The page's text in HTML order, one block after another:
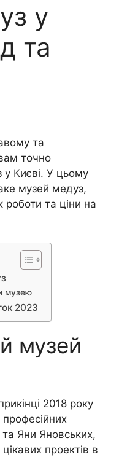
у
та
та
точно
у Києві. У цьому
музей медуз,
роботи та ціни на
музею
2023
музей
2018 року
та Яни Яновських,
проектів в